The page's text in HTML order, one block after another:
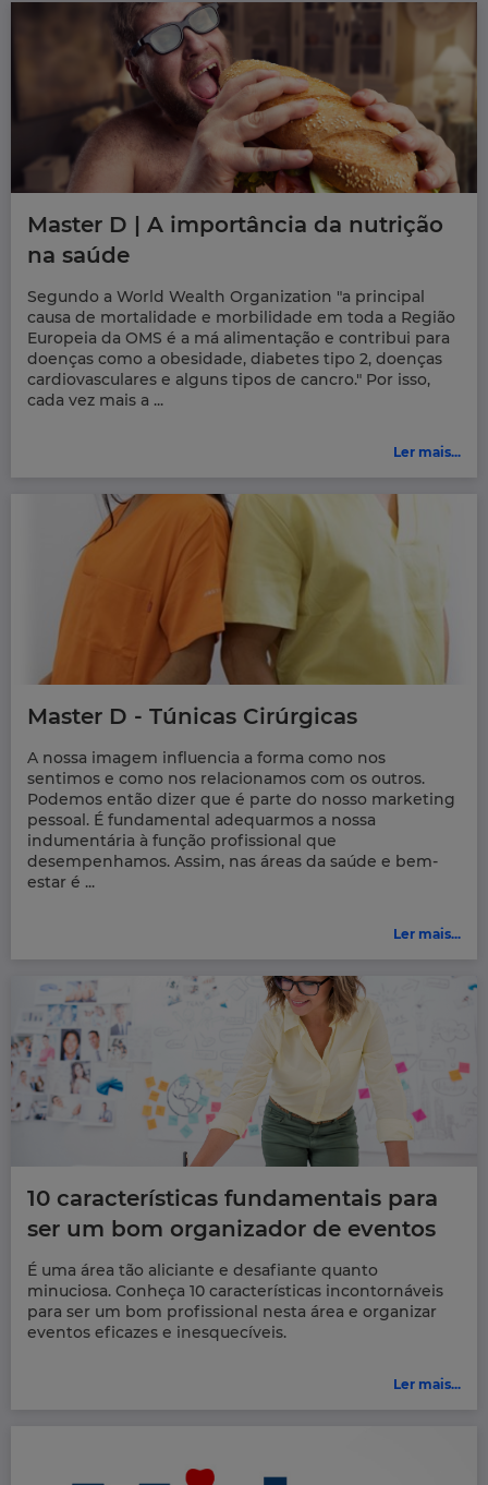
Master D | A importância da nutrição
na saúde
Segundo a World Wealth Organization "a principal
causa de mortalidade e morbilidade em toda a Região
Europeia da OMS é a má alimentação e contribui para
doenças como a obesidade, diabetes tipo 2, doenças
cardiovasculares e alguns tipos de cancro." Por isso,
cada vez mais a ...
Ler mais...
Master D - Túnicas Cirúrgicas
A nossa imagem influencia a forma como nos
sentimos e como nos relacionamos com os outros.
Podemos então dizer que é parte do nosso marketing
pessoal. É fundamental adequarmos a nossa
indumentária à função profissional que
desempenhamos. Assim, nas áreas da saúde e bem-
estar é ...
Ler mais...
10 características fundamentais para
ser um bom organizador de eventos
É uma área tão aliciante e desafiante quanto
minuciosa. Conheça 10 características incontornáveis
para ser um bom profissional nesta área e organizar
eventos eficazes e inesquecíveis.
Ler mais...